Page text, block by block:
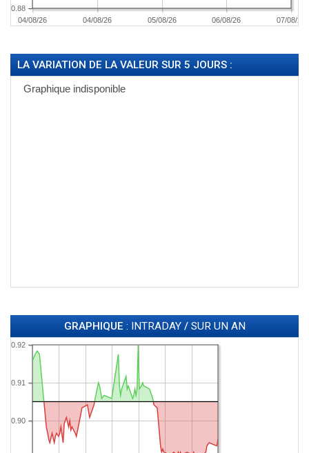
04/08/26 04/08/26 05/08/26 06/08/26 07/08/26
0.88
LA VARIATION DE LA VALEUR SUR 5 JOURS :
GRAPHIQUE : INTRADAY/ SUR UN AN
0.90
0.91
0.92